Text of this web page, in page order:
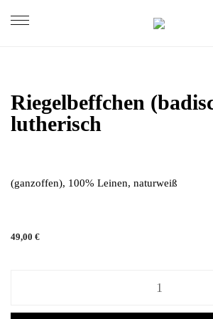
Riegelbeffchen
lutherisch
(ganzoffen), 100% Leinen, naturweiß
49,00 €